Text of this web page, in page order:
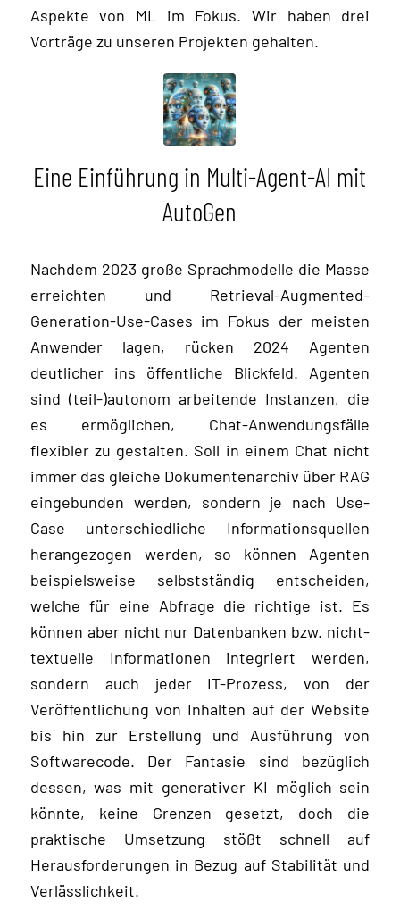
Aspekte von ML im Fokus. Wir haben drei
Vorträge zu unseren Projekten gehalten.
Eine Einführung in Multi-Agent-AI mit
AutoGen
Nachdem 2023 große Sprachmodelle die Masse
erreichten und Retrieval-Augmented-
Generation-Use-Cases im Fokus der meisten
Anwender lagen, rücken 2024 Agenten
deutlicher ins öffentliche Blickfeld. Agenten
sind (teil-)autonom arbeitende Instanzen, die
es ermöglichen, Chat-Anwendungsfälle
flexibler zu gestalten. Soll in einem Chat nicht
immer das gleiche Dokumentenarchiv über RAG
eingebunden werden, sondern je nach Use-
Case unterschiedliche Informationsquellen
herangezogen werden, so können Agenten
beispielsweise selbstständig entscheiden,
welche für eine Abfrage die richtige ist. Es
können aber nicht nur Datenbanken bzw. nicht-
textuelle Informationen integriert werden,
sondern auch jeder IT-Prozess, von der
Veröffentlichung von Inhalten auf der Website
bis hin zur Erstellung und Ausführung von
Softwarecode. Der Fantasie sind bezüglich
dessen, was mit generativer KI möglich sein
könnte, keine Grenzen gesetzt, doch die
praktische Umsetzung stößt schnell auf
Herausforderungen in Bezug auf Stabilität und
Verlässlichkeit.